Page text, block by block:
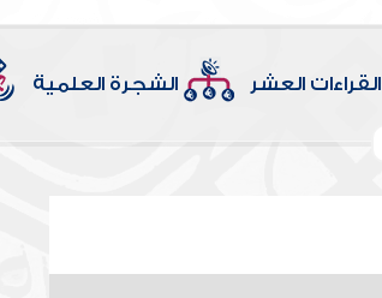
القراءات العشر الشجرة العلمية